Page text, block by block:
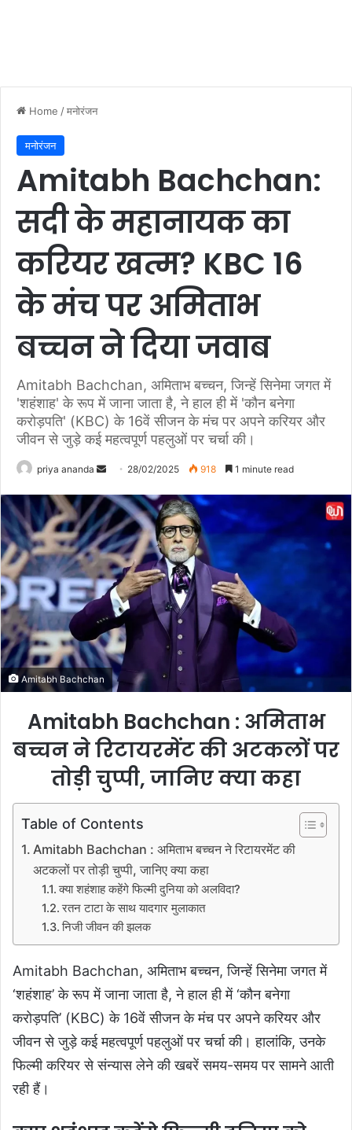
Home /मनोरंजन
मनोरंजन
Amitabh Bachchan:
सदी के महानायक का
करियर खत्म? KBC 16
के मंच पर अमिताभ
बच्चन ने दिया जवाब
Amitabh Bachchan, अमिताभ बच्चन, जिन्हें सिनेमा जगत में
'शहंशाह' के रूप में जाना जाता है, ने हाल ही में 'कौन बनेगा
करोड़पति' (KBC) के 16वें सीजन के मंच पर अपने करियर और
जीवन से जुड़े कई महत्वपूर्ण पहलुओं पर चर्चा की।
priya ananda
n
d
a
n
e
m
a
i
l
28/02/2025 918 1 minute read
Amitabh Bachchan
Amitabh Bachchan : अमिताभ
बच्चन ने रिटायरमेंट की अटकलों पर
तोड़ी चुप्पी, जानिए क्या कहा
Table of Contents
Amitabh Bachchan : अमिताभ बच्चन ने रिटायरमेंट की
अटकलों पर तोड़ी चुप्पी, जानिए क्या कहा
क्या शहंशाह कहेंगे फिल्मी दुनिया को अलविदा?
रतन टाटा के साथ यादगार मुलाकात
निजी जीवन की झलक
Amitabh Bachchan, अमिताभ बच्चन, जिन्हें सिनेमा जगत में
‘शहंशाह’ के रूप में जाना जाता है, ने हाल ही में ‘कौन बनेगा
करोड़पति’ (KBC) के 16वें सीजन के मंच पर अपने करियर और
जीवन से जुड़े कई महत्वपूर्ण पहलुओं पर चर्चा की। हालांकि, उनके
फिल्मी करियर से संन्यास लेने की खबरें समय-समय पर सामने आती
रही हैं।